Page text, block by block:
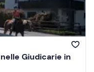
Giudicarie in